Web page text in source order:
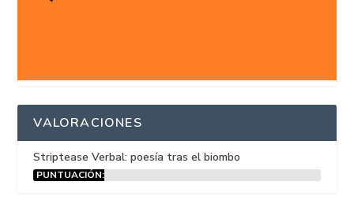
VALORACIONES
Striptease Verbal: poesía tras el biombo
PUNTUACIÓN: